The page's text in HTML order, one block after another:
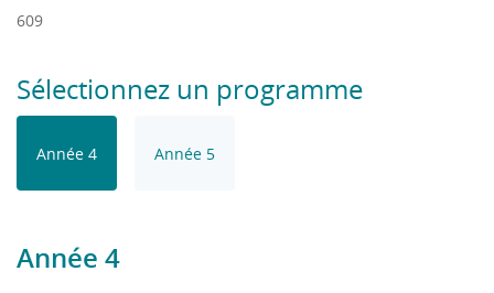
609
Sélectionnez un programme
Année 4 Année 5
Année 4